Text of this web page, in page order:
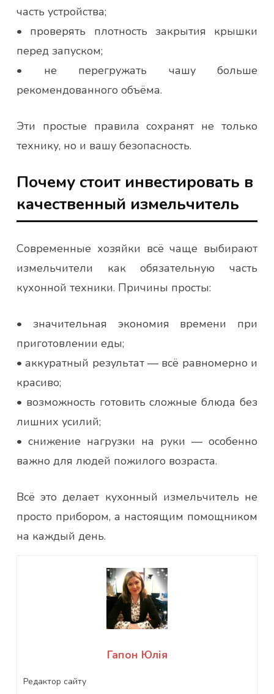
часть устройства;
• проверять плотность закрытия крышки
перед запуском;
• не перегружать чашу больше
рекомендованного объёма.
Эти простые правила сохранят не только
технику, но и вашу безопасность.
Почему стоит инвестировать в
качественный измельчитель
Современные хозяйки всё чаще выбирают
измельчители как обязательную часть
кухонной техники. Причины просты:
• значительная экономия времени при
приготовлении еды;
• аккуратный результат — всё равномерно и
красиво;
• возможность готовить сложные блюда без
лишних усилий;
• снижение нагрузки на руки — особенно
важно для людей пожилого возраста.
Всё это делает кухонный измельчитель не
просто прибором, а настоящим помощником
на каждый день.
Гапон Юлія
Редактор сайту